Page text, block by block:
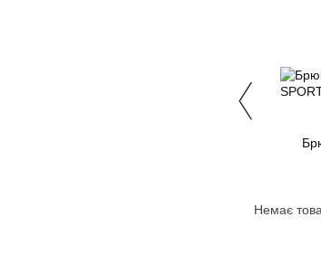
Немає